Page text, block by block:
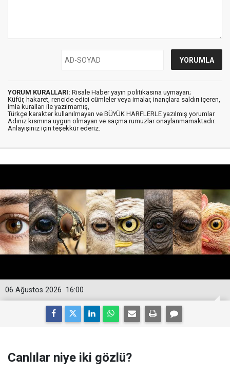
YORUM KURALLARI: Risale Haber yayın politikasına uymayan;
Küfür, hakaret, rencide edici cümleler veya imalar, inançlara saldırı içeren,
imla kuralları ile yazılmamış,
Türkçe karakter kullanılmayan ve BÜYÜK HARFLERLE yazılmış yorumlar
Adınız kısmına uygun olmayan ve saçma rumuzlar onaylanmamaktadır.
Anlayışınız için teşekkür ederiz.
16:00
06 Ağustos 2026
Canlılar niye iki gözlü?